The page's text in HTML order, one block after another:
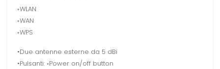
◦WLAN
◦WAN
◦WPS
•Due antenne esterne da 5 dBi
•Pulsanti: ◦Power on/off button